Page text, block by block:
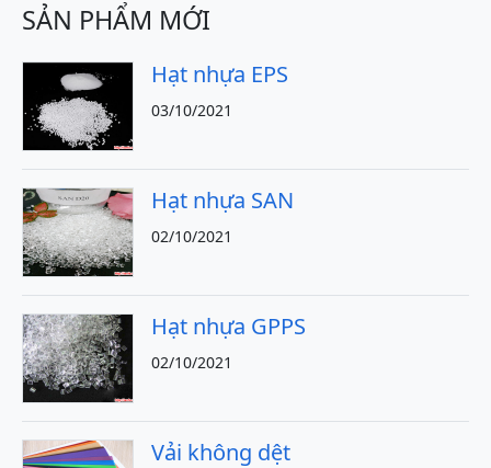
SẢN PHẨM MỚI
Hạt nhựa EPS
03/10/2021
Hạt nhựa SAN
02/10/2021
Hạt nhựa GPPS
02/10/2021
Vải không dệt